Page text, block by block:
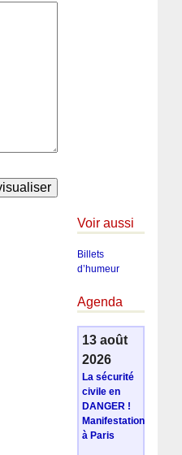
Voir aussi
Billets
d’humeur
Agenda
13 août
2026
La sécurité
civile en
DANGER !
Manifestation
à Paris